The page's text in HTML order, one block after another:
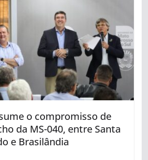
o compromisso de
da MS-040, entre Santa
e Brasilândia